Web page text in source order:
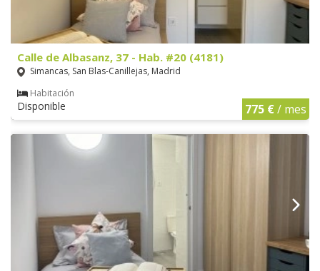
Calle de Albasanz, 37 - Hab. #20 (4181)
Simancas, San Blas-Canillejas, Madrid
Habitación
Disponible 775 €/ mes